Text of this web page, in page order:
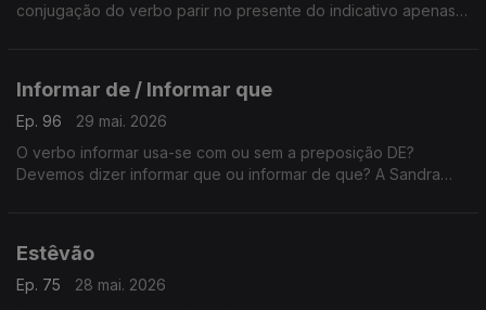
conjugação do verbo parir no presente do indicativo apenas
Informar de / Informar que
Ep. 96
29 mai. 2026
O verbo informar usa-se com ou sem a preposição DE?
Devemos dizer informar que ou informar de que? A Sandra
Estêvão
Ep. 75
28 mai. 2026